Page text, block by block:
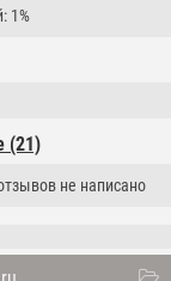
1%
(21)
не написано